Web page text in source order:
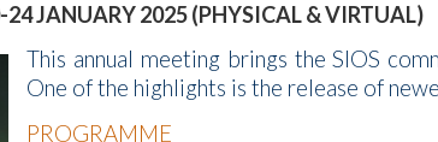
JANUARY 2025 (PHYSICAL & VIRTUAL)
This annual meeting brings the SIOS
One of the highlights is the release of
PROGRAMME